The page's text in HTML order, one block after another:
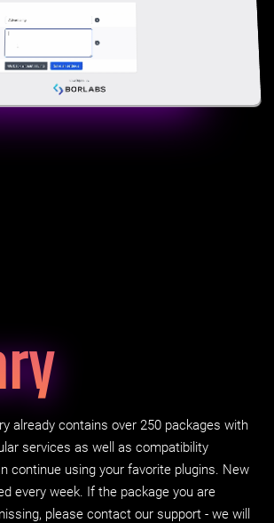
already contains over 250 packages with
services as well as compatibility
continue using your favorite plugins. New
every week. If the package you are
please contact our support - we will